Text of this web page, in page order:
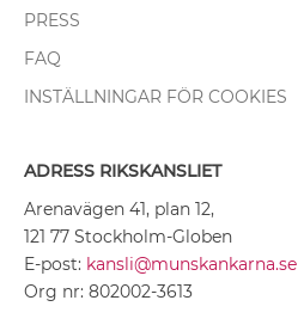
PRESS
FAQ
INSTÄLLNINGAR FÖR COOKIES
ADRESS RIKSKANSLIET
Arenavägen 41, plan 12,
121 77 Stockholm-Globen
E-post: kansli@munskankarna.se
Org nr: 802002-3613